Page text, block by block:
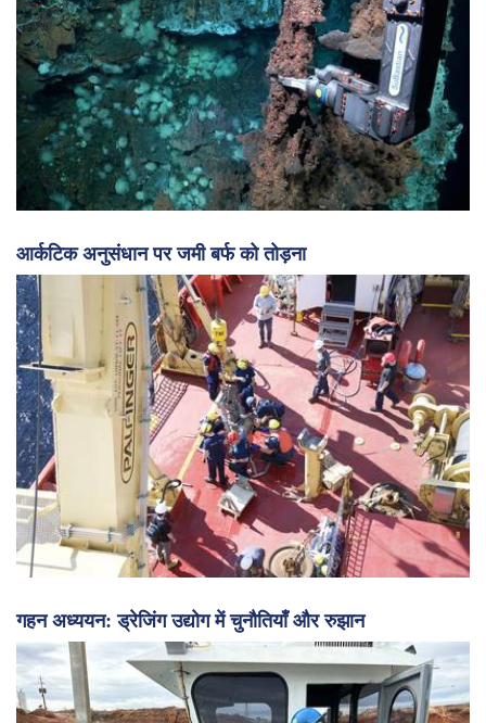
आर्कटिक अनुसंधान पर जमी बर्फ को तोड़ना
गहन अध्ययन: ड्रेजिंग उद्योग में चुनौतियाँ और रुझान